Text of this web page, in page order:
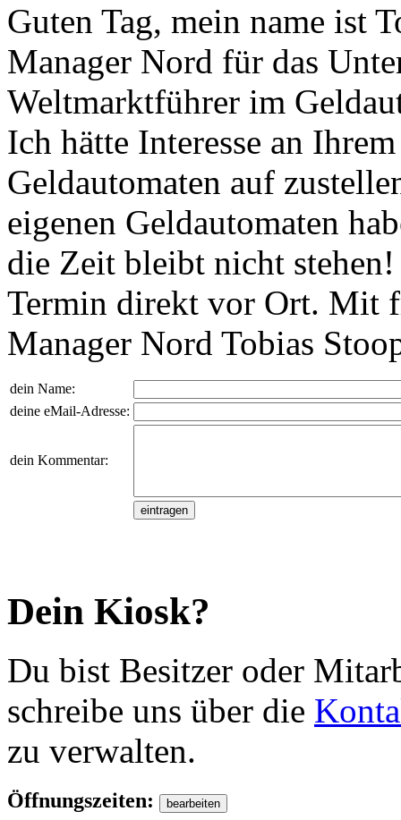
Guten Tag, mein name ist
Manager Nord für das
Weltmarktführer im
Ich hätte Interesse an
Geldautomaten auf
eigenen Geldautomaten
die Zeit bleibt nicht
Termin direkt vor Ort. Mit
Manager Nord Tobias
dein Name:
deine eMail-Adresse:
dein Kommentar:
Dein Kiosk?
Du bist Besitzer oder
schreibe uns über die
zu verwalten.
Öffnungszeiten: